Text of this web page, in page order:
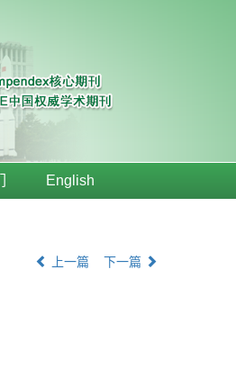
English
上一篇 下一篇